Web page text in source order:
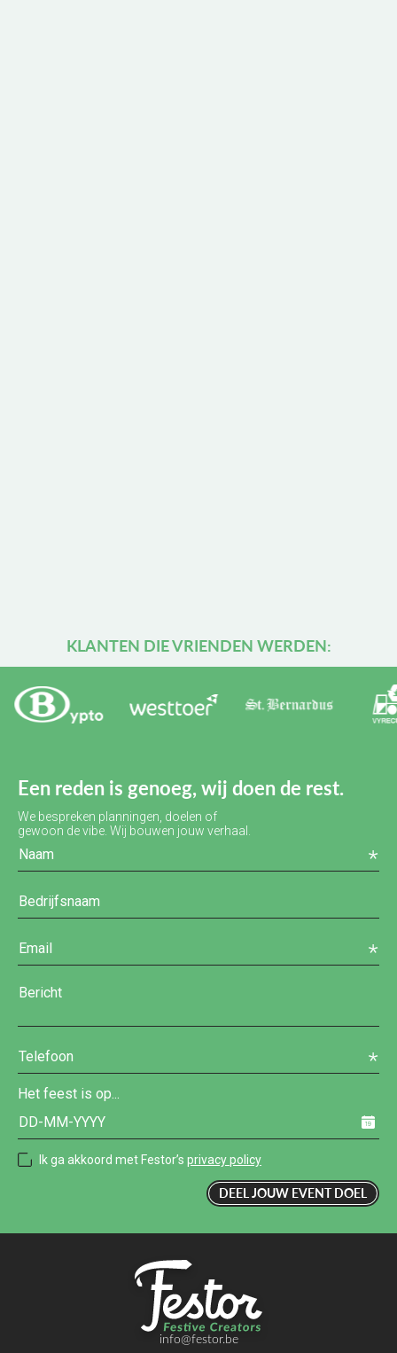
KLANTEN DIE VRIENDEN WERDEN:
Een reden is genoeg, wij doen de rest.
We bespreken planningen, doelen of
gewoon de vibe. Wij bouwen jouw verhaal.
Het feest is op...
Ik ga akkoord met Festor’s privacy policy
info@festor.be